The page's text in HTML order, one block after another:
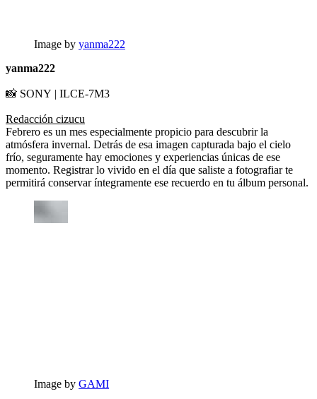
Image by yanma222
yanma222
📸 SONY | ILCE-7M3
Redacción cizucu
Febrero es un mes especialmente propicio para descubrir la
atmósfera invernal. Detrás de esa imagen capturada bajo el cielo
frío, seguramente hay emociones y experiencias únicas de ese
momento. Registrar lo vivido en el día que saliste a fotografiar te
permitirá conservar íntegramente ese recuerdo en tu álbum personal.
Image by GAMI